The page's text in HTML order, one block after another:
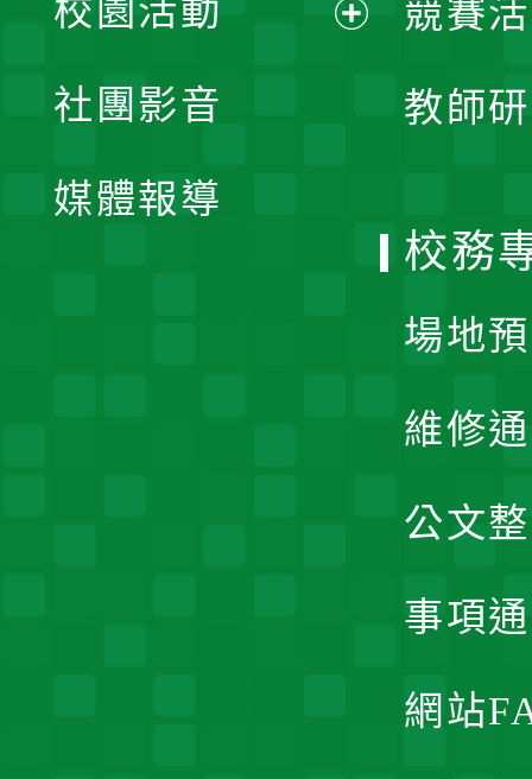
競賽
教師
開
校園活動
社團影音
媒體報導
校務
場地
維修
公文
事項
網站